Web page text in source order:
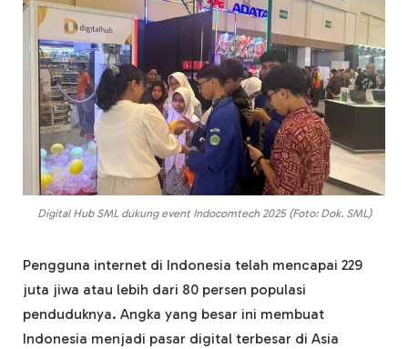
Digital Hub SML dukung event Indocomtech 2025 (Foto: Dok. SML)
Pengguna internet di Indonesia telah mencapai 229
juta jiwa atau lebih dari 80 persen populasi
penduduknya. Angka yang besar ini membuat
Indonesia menjadi pasar digital terbesar di Asia